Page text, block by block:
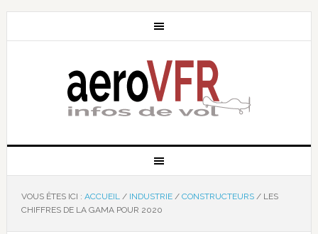
VOUS ÊTES ICI : ACCUEIL / INDUSTRIE / CONSTRUCTEURS /LES
CHIFFRES DE LA GAMA POUR 2020